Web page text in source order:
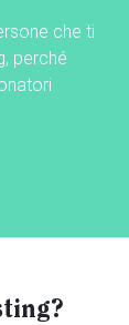
che ti
perché